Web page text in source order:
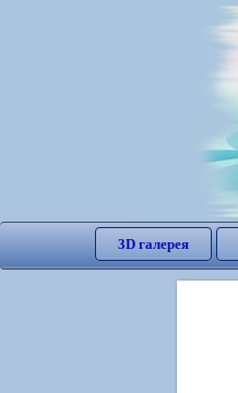
3D галерея